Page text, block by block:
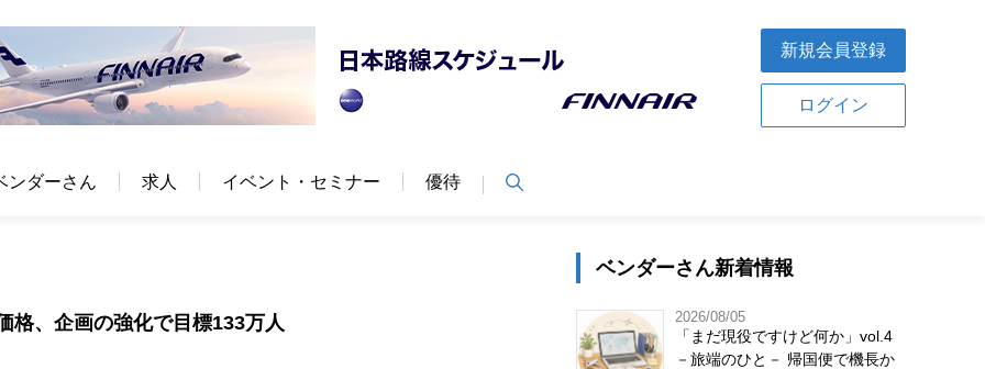
新規会員登録
ログイン
ンダーさん 求人 イベント・セミナー 優待
格、企画の強化で目標133万人
ベンダーさん新着情報
2026/08/05
「まだ現役ですけど何か」vol.4
－旅端のひと－ 帰国便で機長か